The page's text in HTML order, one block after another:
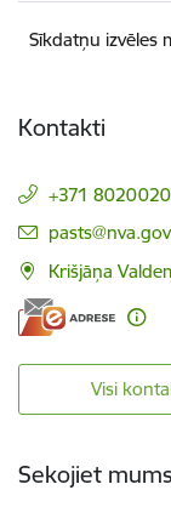
Sīkdatņu izvēles
Kontakti
+371
E-pasts:
Krišjāņa
Visi
Sekojiet mums